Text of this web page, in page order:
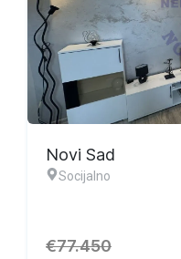
Ekskluzivna ponuda
Novi Sad
Socijalno
€77.450